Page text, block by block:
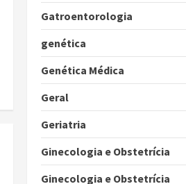
Gatroentorologia
genética
Genética Médica
Geral
Geriatria
Ginecologia e Obstetrícia
Ginecologia e Obstetrícia